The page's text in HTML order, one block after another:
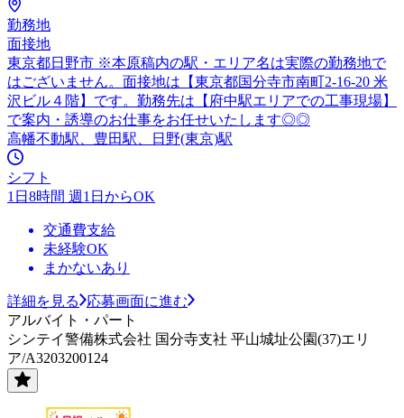
勤務地
面接地
東京都日野市 ※本原稿内の駅・エリア名は実際の勤務地で
はございません。面接地は【東京都国分寺市南町2-16-20 米
沢ビル４階】です。勤務先は【府中駅エリアでの工事現場】
で案内・誘導のお仕事をお任せいたします◎◎
高幡不動駅、豊田駅、日野(東京)駅
シフト
1日8時間 週1日からOK
交通費支給
未経験OK
まかないあり
詳細を見る
応募画面に進む
アルバイト・パート
シンテイ警備株式会社 国分寺支社 平山城址公園(37)エリ
ア/A3203200124